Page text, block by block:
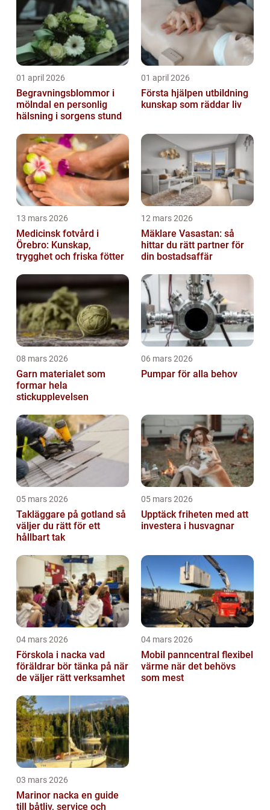
01 april 2026
Begravningsblommor i
mölndal en personlig
hälsning i sorgens stund
01 april 2026
Första hjälpen utbildning
kunskap som räddar liv
13 mars 2026
Medicinsk fotvård i
Örebro: Kunskap,
trygghet och friska fötter
12 mars 2026
Mäklare Vasastan: så
hittar du rätt partner för
din bostadsaffär
08 mars 2026
Garn materialet som
formar hela
stickupplevelsen
06 mars 2026
Pumpar för alla behov
05 mars 2026
Takläggare på gotland så
väljer du rätt för ett
hållbart tak
05 mars 2026
Upptäck friheten med att
investera i husvagnar
04 mars 2026
Förskola i nacka vad
föräldrar bör tänka på när
de väljer rätt verksamhet
04 mars 2026
Mobil panncentral flexibel
värme när det behövs
som mest
03 mars 2026
Marinor nacka en guide
till båtliv, service och